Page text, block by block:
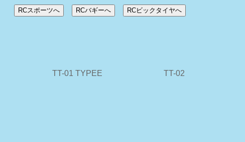
RCスポーツへ RCバギーへ RCビックタイヤへ
TT-01 TYPEE TT-02